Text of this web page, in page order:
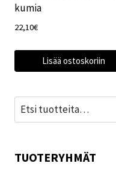
kumia
22,10€
Lisää ostoskoriin
Etsi:
TUOTERYHMÄT